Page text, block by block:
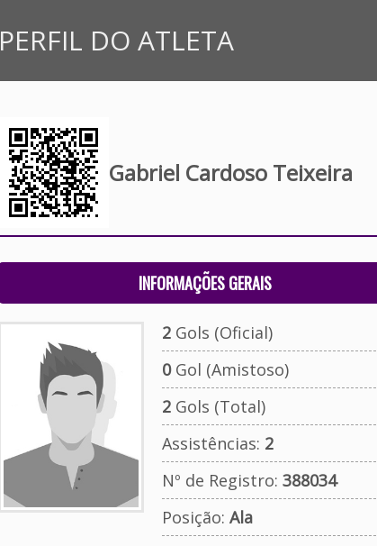
PERFIL DO ATLETA
Gabriel Cardoso Teixeira
INFORMAÇÕES GERAIS
2Gols (Oficial)
0Gol (Amistoso)
2Gols (Total)
Assistências: 2
Nº de Registro: 388034
Posição: Ala